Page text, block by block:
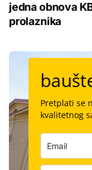
jedna obnova
prolaznika
Pretplati se
kvalitetnog